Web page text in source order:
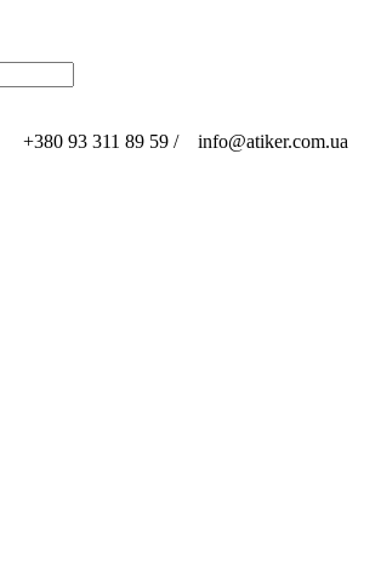
+380 93 311 89 59 / info@atiker.com.ua